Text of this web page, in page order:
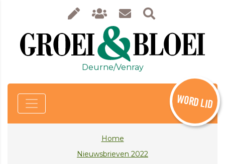
Deurne/Venray
WORD LID
Home
Nieuwsbrieven 2022